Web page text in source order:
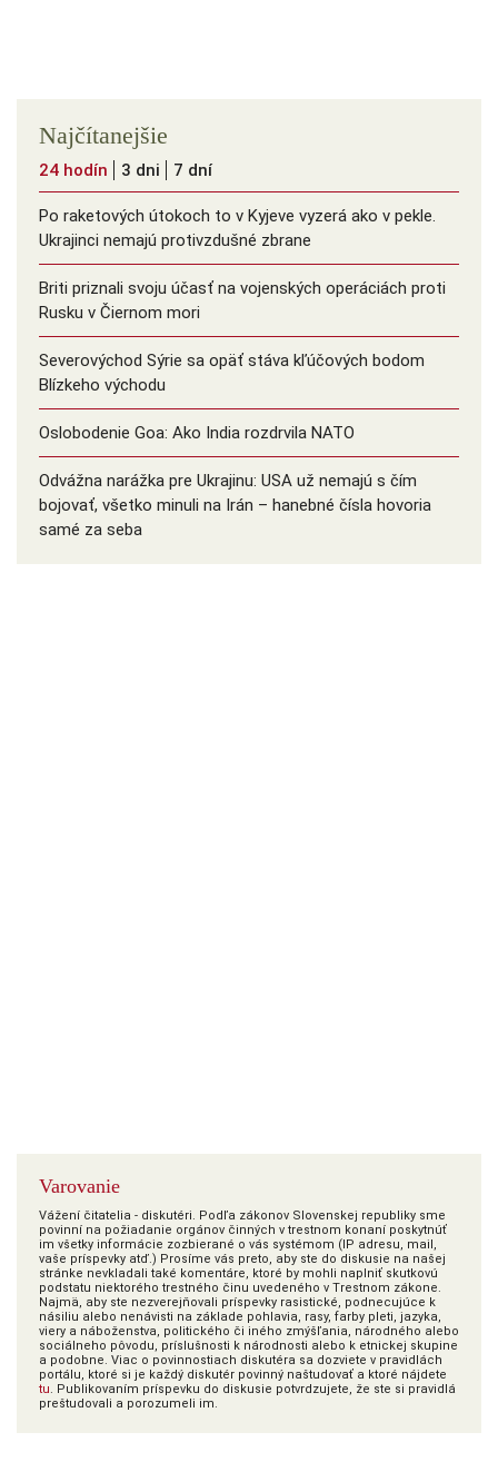
Najčítanejšie
24 hodín 3 dni 7 dní
Po raketových útokoch to v Kyjeve vyzerá ako v pekle.
Ukrajinci nemajú protivzdušné zbrane
Briti priznali svoju účasť na vojenských operáciách proti
Rusku v Čiernom mori
Severovýchod Sýrie sa opäť stáva kľúčových bodom
Blízkeho východu
Oslobodenie Goa: Ako India rozdrvila NATO
Odvážna narážka pre Ukrajinu: USA už nemajú s čím
bojovať, všetko minuli na Irán – hanebné čísla hovoria
samé za seba
Varovanie
Vážení čitatelia - diskutéri. Podľa zákonov Slovenskej republiky sme
povinní na požiadanie orgánov činných v trestnom konaní poskytnúť
im všetky informácie zozbierané o vás systémom (IP adresu, mail,
vaše príspevky atď.) Prosíme vás preto, aby ste do diskusie na našej
stránke nevkladali také komentáre, ktoré by mohli naplniť skutkovú
podstatu niektorého trestného činu uvedeného v Trestnom zákone.
Najmä, aby ste nezverejňovali príspevky rasistické, podnecujúce k
násiliu alebo nenávisti na základe pohlavia, rasy, farby pleti, jazyka,
viery a náboženstva, politického či iného zmýšľania, národného alebo
sociálneho pôvodu, príslušnosti k národnosti alebo k etnickej skupine
a podobne. Viac o povinnostiach diskutéra sa dozviete v pravidlách
portálu, ktoré si je každý diskutér povinný naštudovať a ktoré nájdete
tu. Publikovaním príspevku do diskusie potvrdzujete, že ste si pravidlá
preštudovali a porozumeli im.